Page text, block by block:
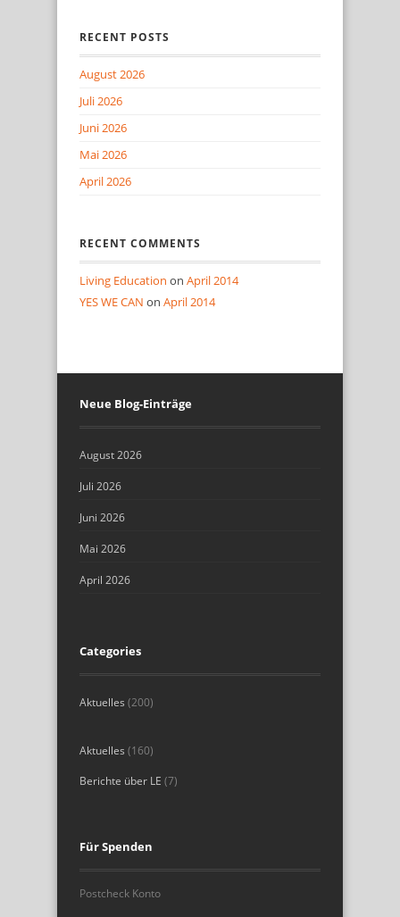
RECENT POSTS
August 2026
Juli 2026
Juni 2026
Mai 2026
April 2026
RECENT COMMENTS
Living Education on April 2014
YES WE CAN on April 2014
Neue Blog-Einträge
August 2026
Juli 2026
Juni 2026
Mai 2026
April 2026
Categories
Aktuelles (200)
Aktuelles (160)
Berichte über LE (7)
Für Spenden
Postcheck Konto